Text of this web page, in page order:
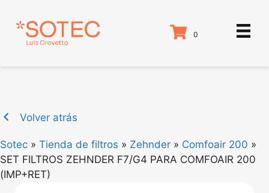
contenido
0
Volver atrás
Sotec » Tienda de filtros » Zehnder » Comfoair 200 »
SET FILTROS ZEHNDER F7/G4 PARA COMFOAIR 200
(IMP+RET)